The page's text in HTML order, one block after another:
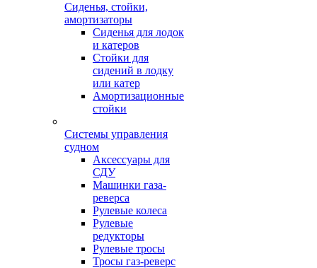
Сиденья, стойки,
амортизаторы
Сиденья для лодок
и катеров
Стойки для
сидений в лодку
или катер
Амортизационные
стойки
Системы управления
судном
Аксессуары для
СДУ
Машинки газа-
реверса
Рулевые колеса
Рулевые
редукторы
Рулевые тросы
Тросы газ-реверс